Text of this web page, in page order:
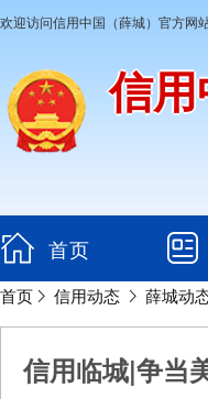
欢迎访问信用中国（薛城）官方网
信用
首页
首页 信用动态 薛城动
信用临城|争当